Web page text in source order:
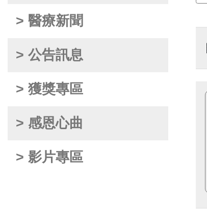
> 醫療新聞
> 公告訊息
> 獲獎專區
> 感恩心曲
> 影片專區